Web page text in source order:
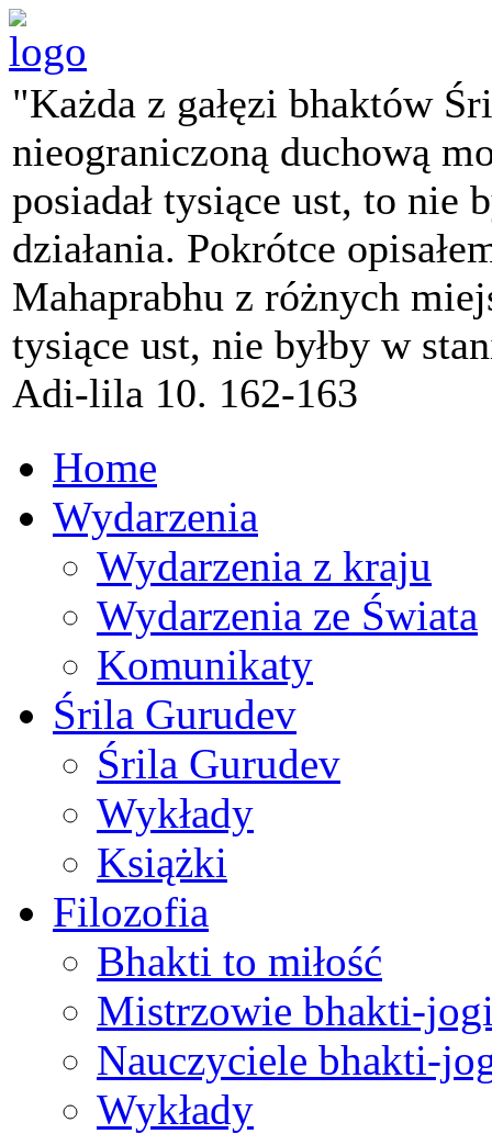
"Każda z gałęzi bhaktów
nieograniczoną duchową
posiadał tysiące ust, to nie
działania. Pokrótce
Mahaprabhu z różnych
tysiące ust, nie byłby w
Adi-lila 10. 162-163
Home
Wydarzenia
Wydarzenia z kraju
Wydarzenia ze Świata
Komunikaty
Śrila Gurudev
Śrila Gurudev
Wykłady
Książki
Filozofia
Bhakti to miłość
Mistrzowie bhakti-
Nauczyciele bhakti-
Wykłady